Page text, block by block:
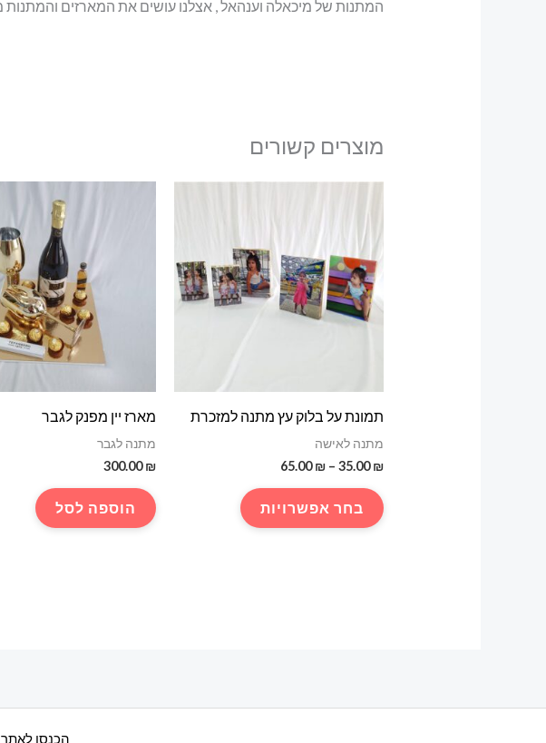
המתנות של מיכאלה וענהאל , אצלנו עושים את המארזים והמתנות
מוצרים קשורים
תמונת על בלוק עץ מתנה למזכרת
מתנה לאישה
35.00₪
–
65.00₪
טווח
עד
⁦65.00 ₪⁩
בחר אפשרויות
זה
האפשרויות
מארז יין מפנק לגבר
מתנה לגבר
300.00₪
הוספה לסל
הכנסו